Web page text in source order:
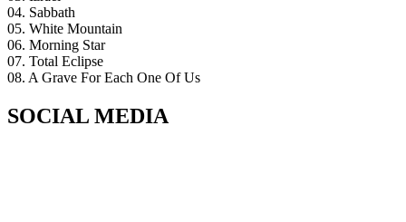
04. Sabbath
05. White Mountain
06. Morning Star
07. Total Eclipse
08. A Grave For Each One Of Us
SOCIAL MEDIA